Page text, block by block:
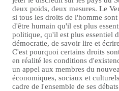
deux poids, deux mesures. Le
si tous les droits de l'homme
d'être humain qu'il est plus
politique, qu'il est plus essentiel
démocratie, de savoir lire et
C'est pourquoi certains droits
en réalité les conditions
un appel aux membres du
économiques, sociaux et
cadre de l'ensemble de ses